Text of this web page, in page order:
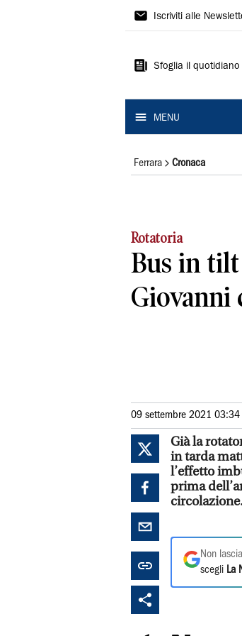
La
Ferrara
Iscriviti alle
Sfoglia il quotidiano
MENU
Ferrara Cronaca
Rotatoria
Bus in tilt
Giovanni
09 settembre 2021 03:34
Già la
in tarda
l’effetto
prima
Non
scegli La